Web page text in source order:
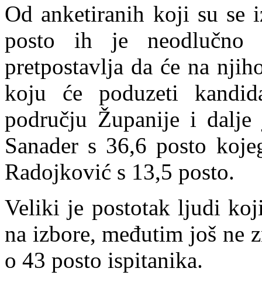
Od anketiranih koji su se
posto ih je
pretpostavlja da će na
koju će poduzeti
području Županije i
Sanader s 36,6 posto
Radojković s 13,5 posto.
Veliki je postotak ljudi
na izbore, međutim još ne
o 43 posto ispitanika.